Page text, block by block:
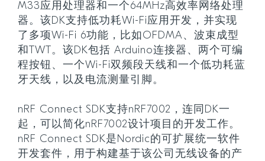
M33应用处理器和一个64MHz高效率网络处理
器。该DK支持低功耗Wi-Fi应用开发，并实现
了多项Wi-Fi 6功能，比如OFDMA、波束成型
和TWT。该DK包括 Arduino连接器、两个可编
程按钮、一个Wi-Fi双频段天线和一个低功耗蓝
牙天线，以及电流测量引脚。
nRF Connect SDK支持nRF7002，连同DK一
起，可以简化nRF7002设计项目的开发工作。
nRF Connect SDK是Nordic的可扩展统一软件
开发套件，用于构建基于该公司无线设备的产